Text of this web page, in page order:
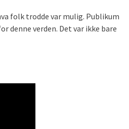
folk trodde var mulig. Publikum
denne verden. Det var ikke bare